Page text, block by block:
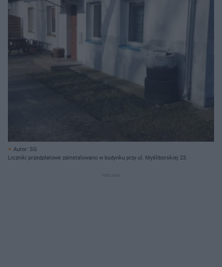
Autor: SG
Liczniki przedpłatowe zainstalowano w budynku przy ul. Myśliborskiej 23.